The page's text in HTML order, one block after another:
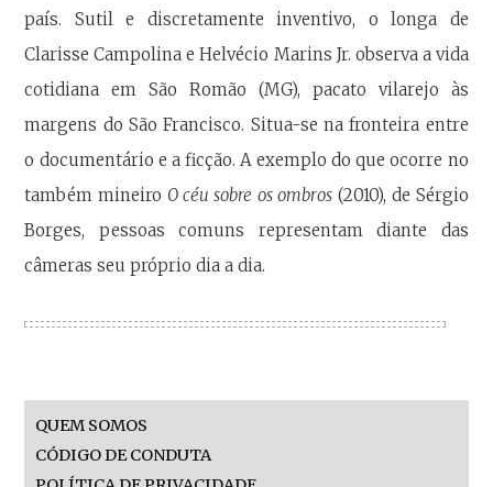
país. Sutil e discretamente inventivo, o longa de
Clarisse Campolina e Helvécio Marins Jr. observa a vida
cotidiana em São Romão (MG), pacato vilarejo às
margens do São Francisco. Situa-se na fronteira entre
o documentário e a ficção. A exemplo do que ocorre no
também mineiro O céu sobre os ombros(2010), de Sérgio
Borges, pessoas comuns representam diante das
câmeras seu próprio dia a dia.
QUEM SOMOS
CÓDIGO DE CONDUTA